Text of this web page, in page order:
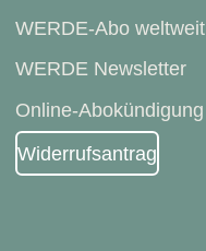
WERDE-Abo weltweit
WERDE Newsletter
Online-Abokündigung
Widerrufsantrag